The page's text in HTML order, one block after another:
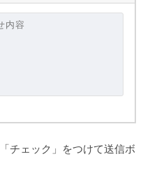
チェック」をつけて送信ボ